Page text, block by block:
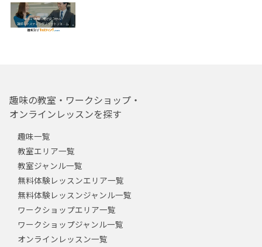
趣味の教室・ワークショップ・
オンラインレッスンを探す
趣味一覧
教室エリア一覧
教室ジャンル一覧
無料体験レッスンエリア一覧
無料体験レッスンジャンル一覧
ワークショップエリア一覧
ワークショップジャンル一覧
オンラインレッスン一覧